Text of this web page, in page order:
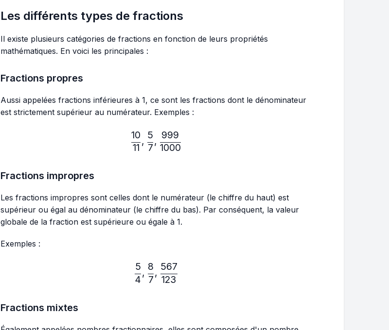
Les différents types de fractions
Il existe plusieurs catégories de fractions en fonction de leurs propriétés
mathématiques. En voici les principales :
Fractions propres
Aussi appelées fractions inférieures à 1, ce sont les fractions dont le dénominateur
est strictement supérieur au numérateur. Exemples :
\frac{10}{11},\frac{5}{7},\frac{999}{1000}
11
10
,
7
5
,
1000
999
Fractions impropres
Les fractions impropres sont celles dont le numérateur (le chiffre du haut) est
supérieur ou égal au dénominateur (le chiffre du bas). Par conséquent, la valeur
globale de la fraction est supérieure ou égale à 1.
Exemples :
\frac{5}{4},\frac{8}{7},\frac{567}{123}
4
5
,
7
8
,
123
567
Fractions mixtes